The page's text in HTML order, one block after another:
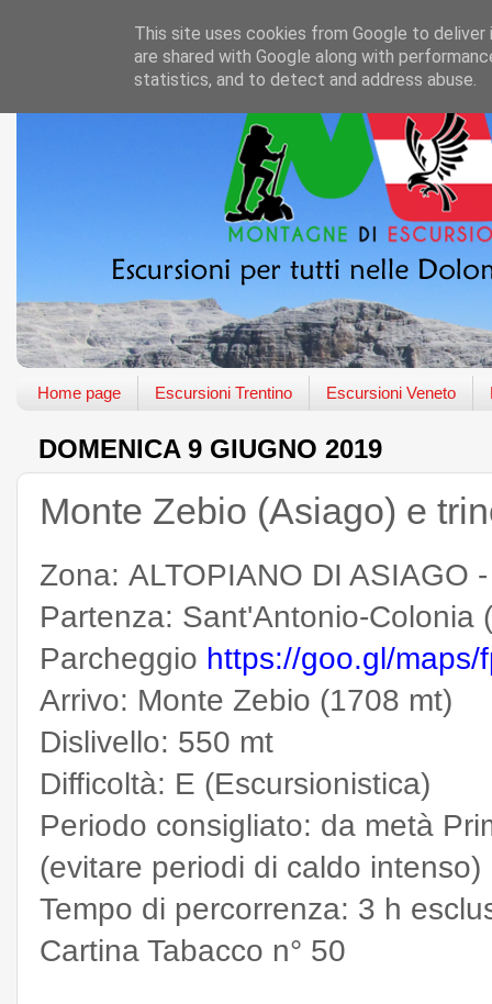
Home page Escursioni Trentino Escursioni Veneto
DOMENICA 9 GIUGNO 2019
Monte Zebio (Asiago) e
Zona: ALTOPIANO DI ASIAGO
Partenza: Sant'Antonio-Colonia
Parcheggio https://goo.gl/
Arrivo: Monte Zebio (1708 mt)
Dislivello: 550 mt
Difficoltà: E (Escursionistica)
Periodo consigliato: da metà
(evitare periodi di caldo intenso)
Tempo di percorrenza: 3 h
Cartina Tabacco n° 50
This site uses cookies from Google to
are shared with Google along with
statistics, and to detect and address abuse.